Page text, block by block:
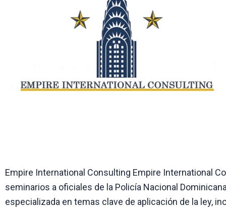
Empire International Consulting Empire International
seminarios a oficiales de la Policía Nacional
especializada en temas clave de aplicación de la ley,